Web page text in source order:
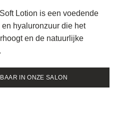
Lotion is een voedende
hyaluronzuur die het
en de natuurlijke
IN ONZE SALON